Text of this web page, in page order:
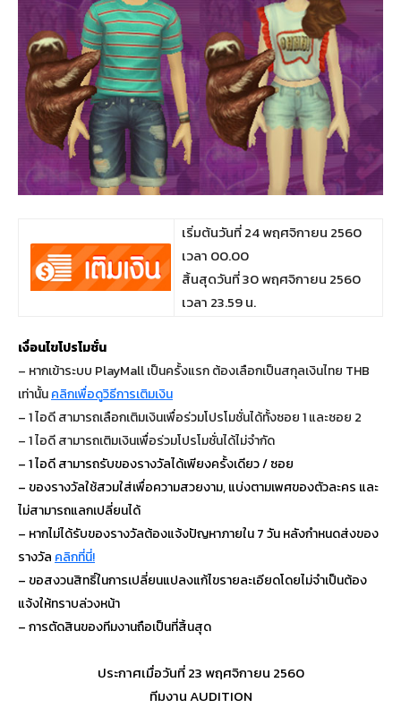
เริ่มต้นวันที่ 24 พฤศจิกายน 2560
เวลา 00.00
สิ้นสุดวันที่ 30 พฤศจิกายน 2560
เวลา 23.59 น.
เงื่อนไขโปรโมชั่น
– หากเข้าระบบ PlayMall เป็นครั้งแรก ต้องเลือกเป็นสกุลเงินไทย THB
เท่านั้นคลิกเพื่อดูวิธีการเติมเงิน
– 1 ไอดี สามารถเลือกเติมเงินเพื่อร่วมโปรโมชั่นได้ทั้งซอย 1 และซอย 2
– 1 ไอดี สามารถเติมเงินเพื่อร่วมโปรโมชั่นได้ไม่จำกัด
– 1 ไอดี สามารถรับของรางวัลได้เพียงครั้งเดียว / ซอย
– ของรางวัลใช้สวมใส่เพื่อความสวยงาม, แบ่งตามเพศของตัวละคร และ
ไม่สามารถแลกเปลี่ยนได้
– หากไม่ได้รับของรางวัลต้องแจ้งปัญหาภายใน 7 วัน หลังกำหนดส่งของ
รางวัล คลิกที่นี่!
– ขอสงวนสิทธิ์ในการเปลี่ยนแปลงแก้ไขรายละเอียดโดยไม่จำเป็นต้อง
แจ้งให้ทราบล่วงหน้า
– การตัดสินของทีมงานถือเป็นที่สิ้นสุด
ประกาศเมื่อวันที่ 23 พฤศจิกายน 2560
ทีมงาน AUDITION